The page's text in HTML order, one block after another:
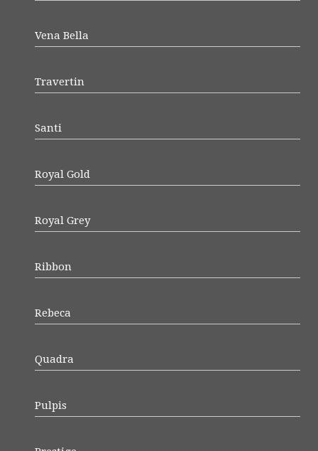
Vena Bella
Travertin
Santi
Royal Gold
Royal Grey
Ribbon
Rebeca
Quadra
Pulpis